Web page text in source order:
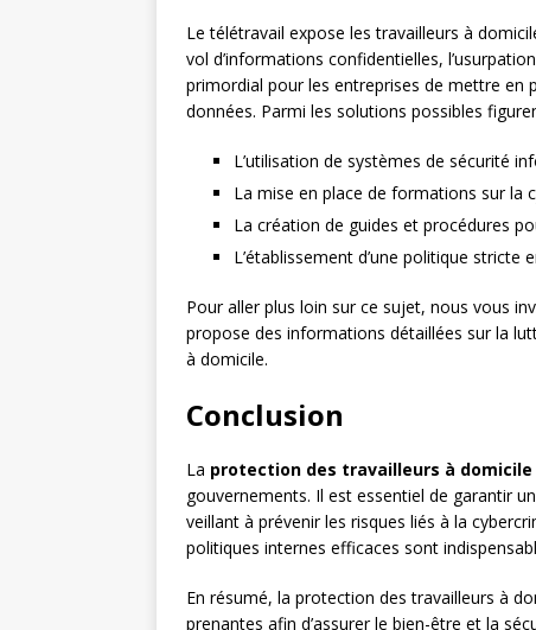
Le télétravail expose les travailleurs à
vol d’informations confidentielles,
primordial pour les entreprises de mettre en
données. Parmi les solutions possibles
L’utilisation de systèmes de sécurité
La mise en place de formations sur la
La création de guides et procédures
L’établissement d’une politique
Pour aller plus loin sur ce sujet, nous vous
propose des informations détaillées sur la
à domicile.
Conclusion
La protection des travailleurs à domicile
gouvernements. Il est essentiel de garantir
veillant à prévenir les risques liés à la
politiques internes efficaces sont
En résumé, la protection des travailleurs à
prenantes afin d’assurer le bien-être et la